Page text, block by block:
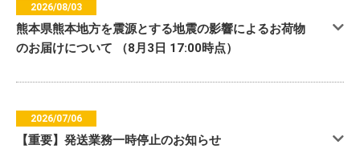
2026/08/03
熊本県熊本地方を震源とする地震の影響によるお荷物
のお届けについて （8月3日 17:00時点）
2026/07/06
【重要】発送業務一時停止のお知らせ